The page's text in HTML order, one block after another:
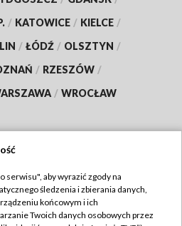
/ KATOWICE / KIELCE /
/ ŁÓDŹ / OLSZTYN /
/ RZESZÓW /
/ WROCŁAW
TVP
TVP
serwisu", aby wyrazić zgody na
śledzenia i zbierania danych,
końcowym i ich
Twoich danych osobowych przez